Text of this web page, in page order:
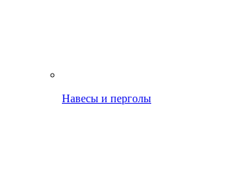
Навесы и перголы